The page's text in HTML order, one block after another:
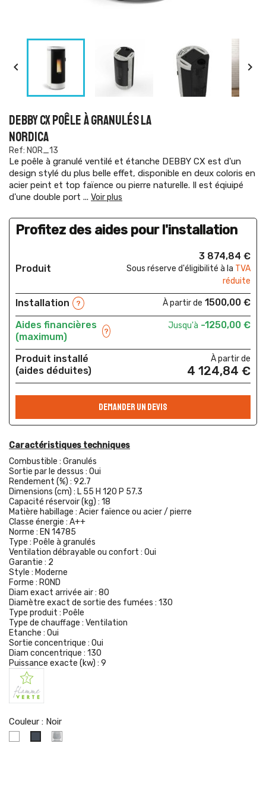
 
DEBBY CX POÊLE À GRANULÉS LA
NORDICA
Ref: NOR_13
Le poêle à granulé ventilé et étanche DEBBY CX est d'un
design stylé du plus belle effet, disponible en deux coloris en
acier peint et top faïence ou pierre naturelle. Il est éqiuipé
d'une double port ... Voir plus
Profitez des aides pour l'installation
Produit
3 874,84 €
Sous réserve d'éligibilité à la TVA
réduite
Installation ? À partir de 1500,00 €
Aides financières
(maximum)
?
Jusqu'à -1250,00 €
Produit installé
(aides déduites)
À partir de
4 124,84 €
DEMANDER UN DEVIS
Caractéristiques techniques
Combustible : Granulés
Sortie par le dessus : Oui
Rendement (%) : 92.7
Dimensions (cm) : L 55 H 120 P 57.3
Capacité réservoir (kg) : 18
Matière habillage : Acier faïence ou acier / pierre
Classe énergie : A++
Norme : EN 14785
Type : Poêle à granulés
Ventilation débrayable ou confort : Oui
Garantie : 2
Style : Moderne
Forme : ROND
Diam exact arrivée air : 80
Diamètre exact de sortie des fumées : 130
Type produit : Poêle
Type de chauffage : Ventilation
Etanche : Oui
Sortie concentrique : Oui
Diam concentrique : 130
Puissance exacte (kw) : 9
Couleur : Noir
Noir